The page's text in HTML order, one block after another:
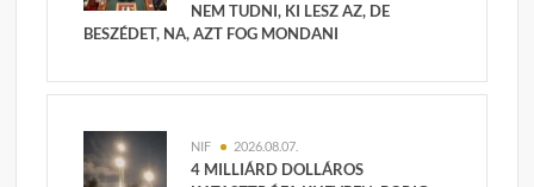
NEM TUDNI, KI LESZ AZ, DE
BESZÉDET, NA, AZT FOG MONDANI
NIF 2026.08.07.
4 MILLIÁRD DOLLÁROS